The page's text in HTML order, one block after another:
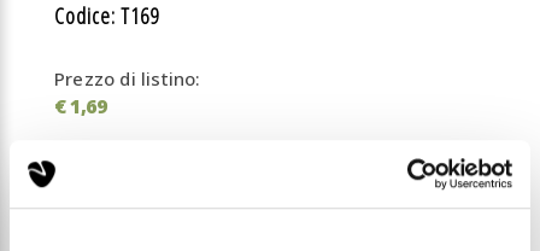
Codice: T169
Prezzo di listino:
€ 1,69